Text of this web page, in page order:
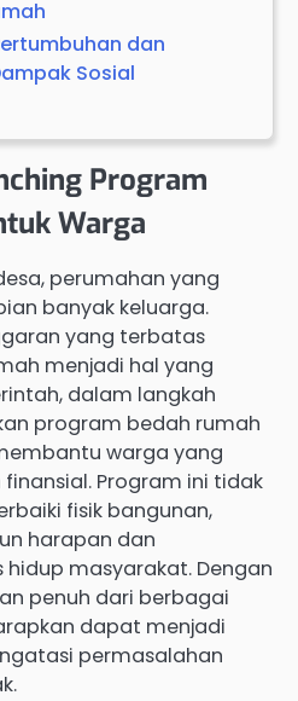
dan
Sosial
Program
Warga
perumahan yang
banyak keluarga.
yang terbatas
menjadi hal yang
dalam langkah
program bedah rumah
warga yang
Program ini tidak
fisik bangunan,
harapan dan
masyarakat. Dengan
penuh dari berbagai
dapat menjadi
permasalahan